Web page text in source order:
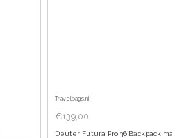
Travelbags.nl
€139,00
Deuter Futura Pro 36 Backpack